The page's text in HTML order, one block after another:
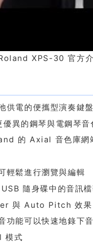
XPS-30 官方
供電的便攜型演奏鍵盤
異的鋼琴與電鋼琴音
的 Axial 音色庫網
輕鬆進行瀏覽與編輯
隨身碟中的音訊檔
與 Auto Pitch 效果
功能可以快速地錄下
模式